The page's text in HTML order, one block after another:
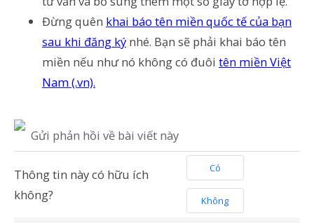
Đừng quên khai báo tên miền quốc tế của bạn
sau khi đăng ký nhé. Bạn sẽ phải khai báo tên
miền nếu như nó không có đuôi tên miền Việt
Nam (.vn).
Gửi phản hồi về bài viết này
Thông tin này có hữu ích
không?
Có
Không